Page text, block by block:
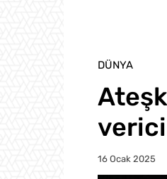
DÜNYA
verici
16 Ocak 2025